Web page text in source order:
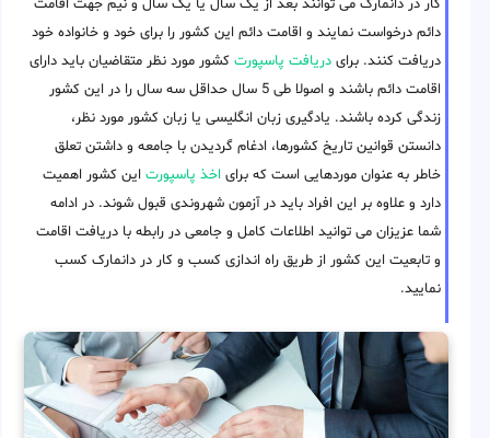
کار در دانمارک می توانند بعد از یک سال یا یک سال و نیم جهت اقامت
دائم درخواست نمایند و اقامت دائم این کشور را برای خود و خانواده خود
دریافت کنند. برای دریافت پاسپورت کشور مورد نظر متقاضیان باید دارای
اقامت دائم باشند و اصولا طی 5 سال حداقل سه سال را در این کشور
زندگی کرده باشند. یادگیری زبان انگلیسی یا زبان کشور مورد نظر،
دانستن قوانین تاریخ کشورها، ادغام گردیدن با جامعه و داشتن تعلق
خاطر به عنوان موردهایی است که برای اخذ پاسپورت این کشور اهمیت
دارد و علاوه بر این افراد باید در آزمون شهروندی قبول شوند. در ادامه
شما عزیزان می توانید اطلاعات کامل و جامعی در رابطه با دریافت اقامت
و تابعیت این کشور از طریق راه اندازی کسب و کار در دانمارک کسب
نمایید.